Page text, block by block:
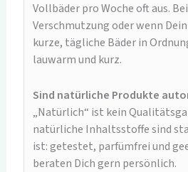
Vollbäder pro Woche oft aus.
Verschmutzung oder wenn
kurze, tägliche Bäder in
lauwarm und kurz.
Sind natürliche Produkte
„Natürlich“ ist kein
natürliche Inhaltsstoffe sind
ist: getestet, parfümfrei und
beraten Dich gern persönlich.